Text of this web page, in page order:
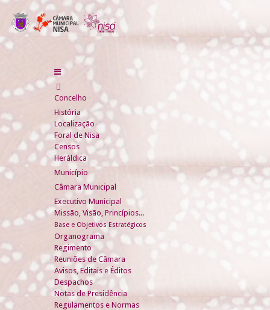
Concelho
História
Localização
Foral de Nisa
Censos
Heráldica
Município
Câmara Municipal
Executivo Municipal
Missão, Visão, Princípios...
Base e Objetivos Estratégicos
Organograma
Regimento
Reuniões de Câmara
Avisos, Editais e Éditos
Despachos
Notas de Presidência
Regulamentos e Normas